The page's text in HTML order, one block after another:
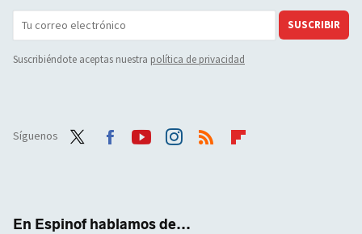
SUSCRIBIR
Suscribiéndote aceptas nuestra política de privacidad
Síguenos
En Espinof hablamos de...